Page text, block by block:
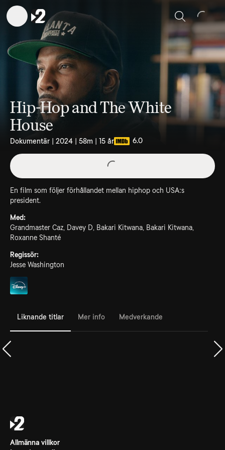
Sök
Hip-Hop and The White
House
Dokumentär | 2024 | 58m | 15 år 6.0
En film som följer förhållandet mellan hiphop och USA:s
president.
Med:
Grandmaster Caz, Davey D, Bakari Kitwana, Bakari Kitwana,
Roxanne Shanté
Regissör:
Jesse Washington
Liknande titlar Mer info Medverkande
Allmänna villkor